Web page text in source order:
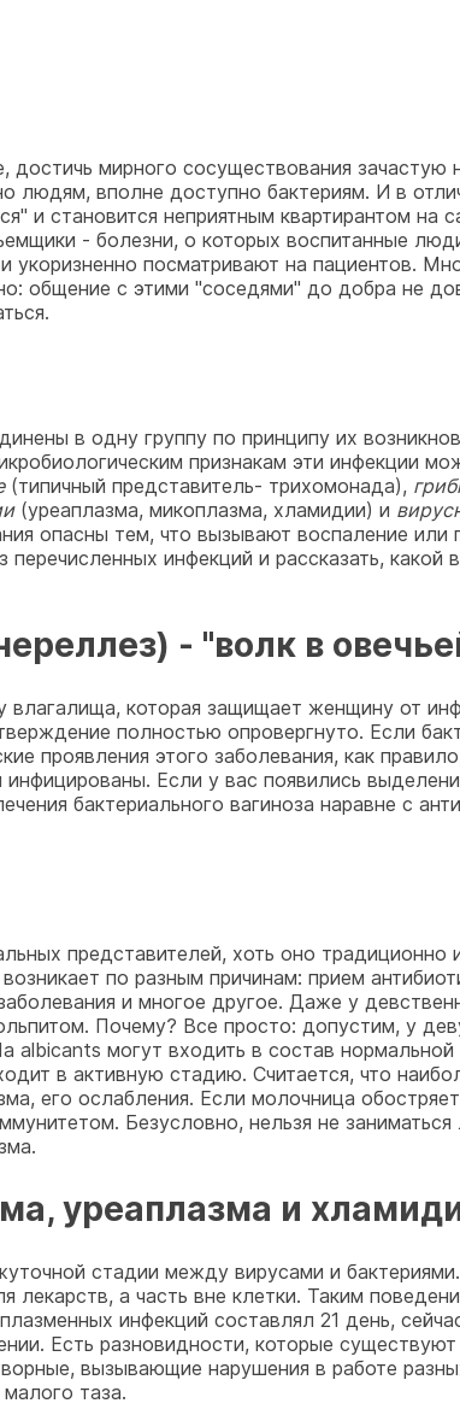
мирного сосуществования зачастую
людям, вполне доступно бактериям. И в
и становится неприятным квартирантом
- болезни, о которых воспитанные
укоризненно посматривают на пациентов.
общение с этими "соседями" до добра не
в одну группу по принципу их
признакам эти инфекции
(типичный представитель- трихомонада),
(уреаплазма, микоплазма, хламидии) и
опасны тем, что вызывают воспаление или
инфекций и рассказать, какой
- "волк в
которая защищает женщину от
полностью опровергнуто. Если
проявления этого заболевания, как
Если у вас появились
бактериального вагиноза наравне с
представителей, хоть оно
по разным причинам: прием
и многое другое. Даже у
Почему? Все просто: допустим, у
albicants могут входить в состав
в активную стадию. Считается, что
его ослабления. Если молочница
Безусловно, нельзя не
уреаплазма и
стадии между вирусами и
а часть вне клетки. Таким
инфекций составлял 21 день,
Есть разновидности, которые
вызывающие нарушения в работе
таза.